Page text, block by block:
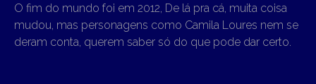
O fim do mundo foi em 2012, De lá pra cá, muita coisa
mudou, mas personagens como Camila Loures nem se
deram conta, querem saber só do que pode dar certo.